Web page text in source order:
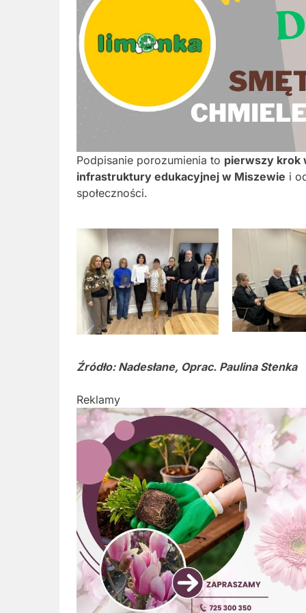
Podpisanie porozumienia to pierwszy krok
infrastruktury edukacyjnej w Miszewie i
społeczności.
Źródło: Nadesłane, Oprac. Paulina Stenka
Reklamy